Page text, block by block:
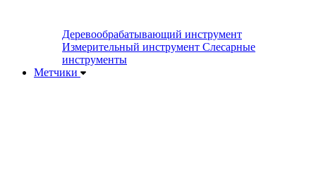
Деревообрабатывающий инструмент
Измерительный инструмент Слесарные
инструменты
Метчики